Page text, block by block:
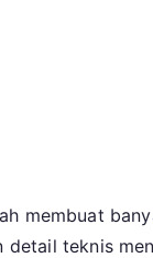
membuat
detail teknis